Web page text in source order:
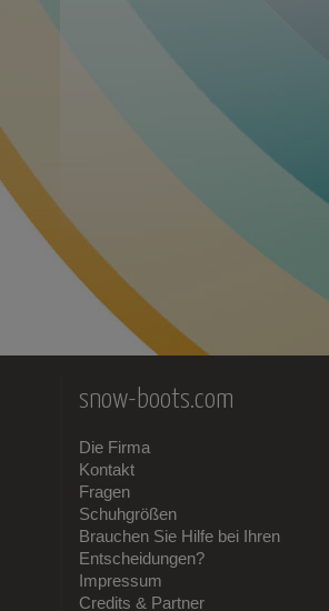
snow-boots.com
Die Firma
Kontakt
Fragen
Schuhgrößen
Brauchen Sie Hilfe bei Ihren
Entscheidungen?
Impressum
Credits & Partner